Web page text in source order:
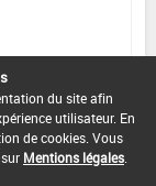
du site afin
utilisateur. En
de cookies. Vous
Mentions légales